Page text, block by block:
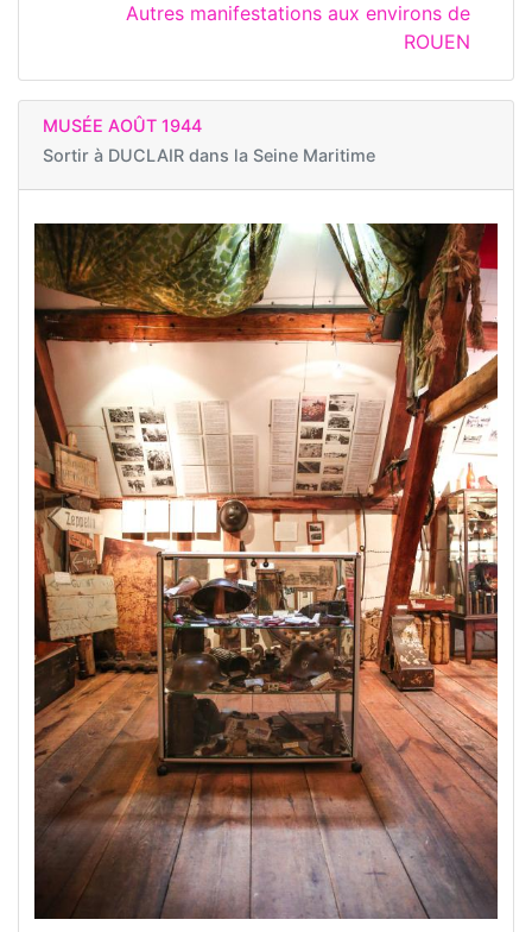
Autres manifestations aux environs de
ROUEN
MUSÉE AOÛT 1944
Sortir à DUCLAIR dans la Seine Maritime